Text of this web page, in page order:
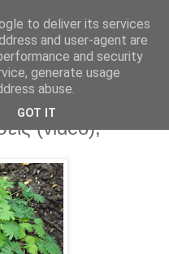
(video);
to deliver its services
and user-agent are
and security
generate usage
abuse.
GOT IT